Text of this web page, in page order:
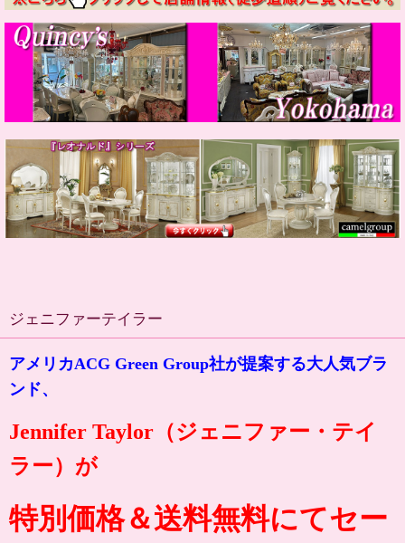
ジェニファーテイラー
アメリカACG Green Group社が提案する大人気ブラ
ンド、
Jennifer Taylor（ジェニファー・テイ
ラー）が
特別価格＆送料無料にてセー